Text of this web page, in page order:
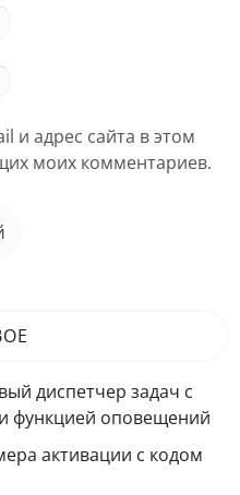
и адрес сайта в этом
моих комментариев.
диспетчер задач с
функцией оповещений
активации с кодом